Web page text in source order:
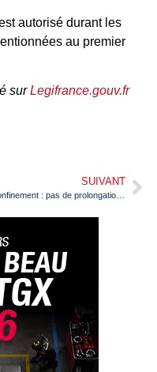
autorisé durant les
au premier
surLegifrance.gouv.fr
SUIVANT
Reconfinement : pas de prolongation de la validité des titres de conducteur